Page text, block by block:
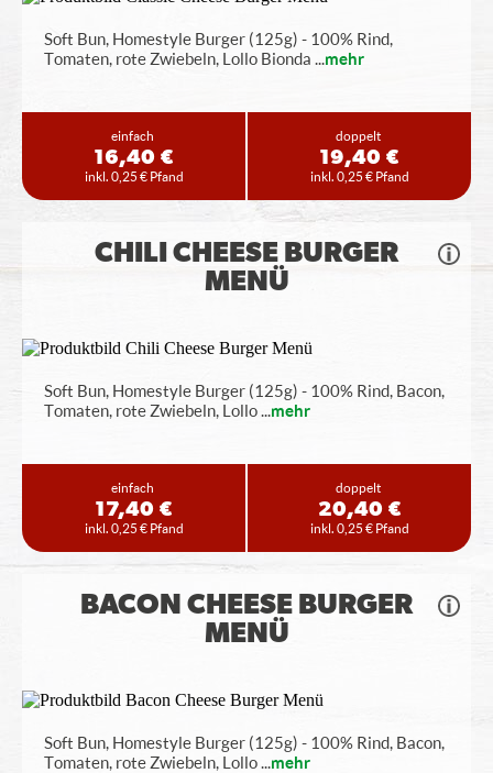
Soft Bun, Homestyle Burger (125g) - 100% Rind,
Tomaten, rote Zwiebeln, Lollo Bionda ...mehr
einfach
16,40 €
inkl. 0,25 € Pfand
doppelt
19,40 €
inkl. 0,25 € Pfand
CHILI CHEESE BURGER
MENÜ
Soft Bun, Homestyle Burger (125g) - 100% Rind, Bacon,
Tomaten, rote Zwiebeln, Lollo...mehr
einfach
17,40 €
inkl. 0,25 € Pfand
doppelt
20,40 €
inkl. 0,25 € Pfand
BACON CHEESE BURGER
MENÜ
Soft Bun, Homestyle Burger (125g) - 100% Rind, Bacon,
Tomaten, rote Zwiebeln, Lollo...mehr